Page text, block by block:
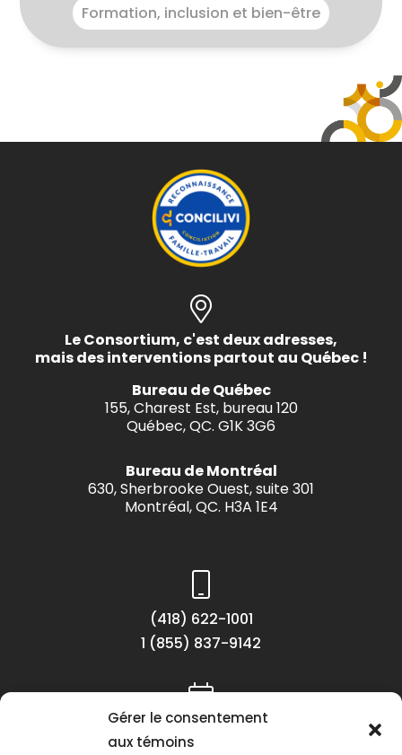
Gérer le consentement
aux témoins
Formation, inclusion et bien-être
Le Consortium, c'est deux adresses,
mais des interventions partout au Québec !
Bureau de Québec
155, Charest Est, bureau 120
Québec, QC. G1K 3G6
Bureau de Montréal
630, Sherbrooke Ouest, suite 301
Montréal, QC. H3A 1E4
(418) 622-1001
1 (855) 837-9142
Lundi au vendredi